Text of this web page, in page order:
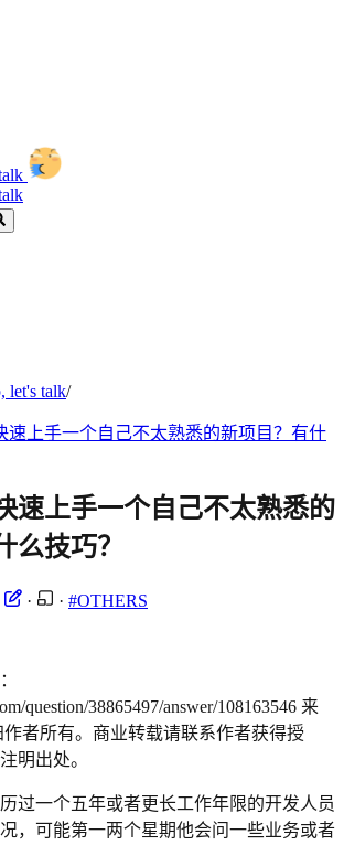
let's talk/
速上手一个自己不太熟悉的新项目？有什
速上手一个自己不太熟悉的
么技巧？
· · #OTHERS
question/38865497/answer/108163546 来
者所有。商业转载请联系作者获得授
明出处。
过一个五年或者更长工作年限的开发人员
，可能第一两个星期他会问一些业务或者